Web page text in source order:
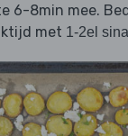
6-8min mee.
met 1-2el